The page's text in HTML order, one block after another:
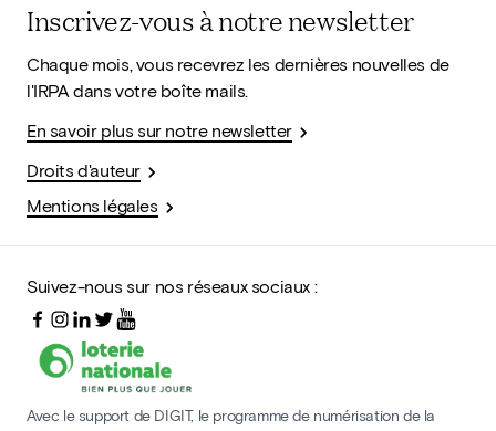
Inscrivez-vous à notre newsletter
Chaque mois, vous recevrez les dernières nouvelles de
l'IRPA dans votre boîte mails.
En savoir plus sur notre newsletter
Droits d'auteur
Mentions légales
Suivez-nous sur nos réseaux sociaux :
Avec le support de DIGIT, le programme de numérisation de la